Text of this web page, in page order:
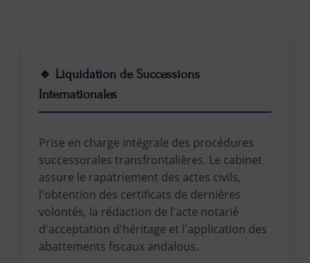
🔹 Liquidation de Successions
Internationales
Prise en charge intégrale des procédures
successorales transfrontalières. Le cabinet
assure le rapatriement des actes civils,
l'obtention des certificats de dernières
volontés, la rédaction de l'acte notarié
d'acceptation d'héritage et l'application des
abattements fiscaux andalous.